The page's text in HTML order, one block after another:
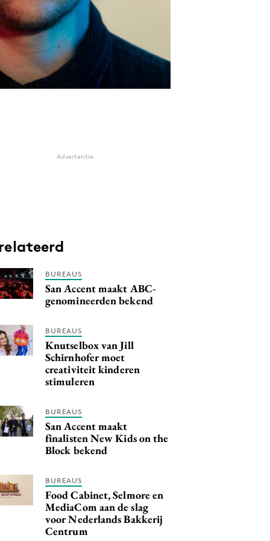
Advertentie
BUREAUS
San Accent maakt ABC-
genomineerden bekend
BUREAUS
Knutselbox van Jill
Schirnhofer moet
creativiteit kinderen
stimuleren
BUREAUS
San Accent maakt
finalisten New Kids on the
Block bekend
BUREAUS
Food Cabinet, Selmore en
MediaCom aan de slag
voor Nederlands Bakkerij
Centrum